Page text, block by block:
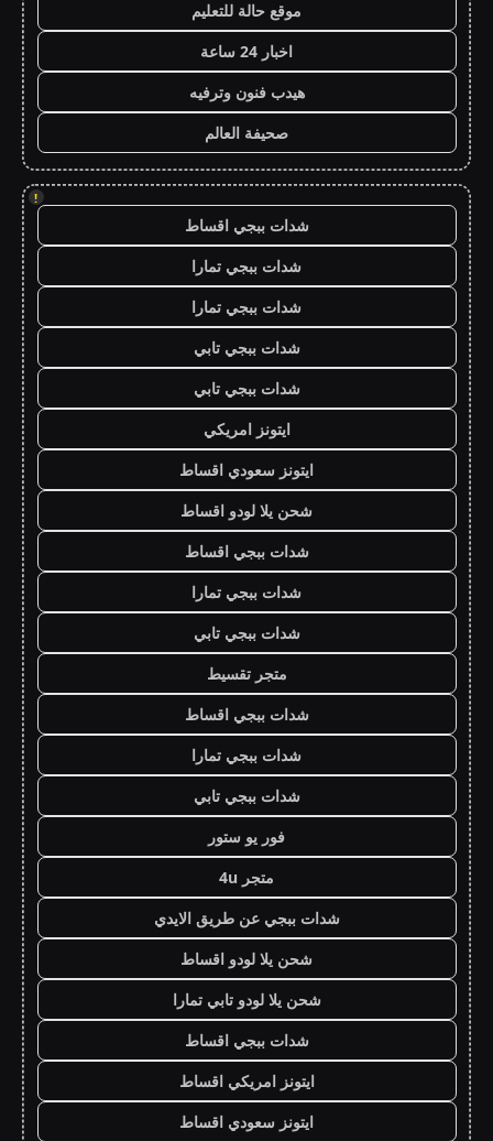
موقع حالة للتعليم
اخبار 24 ساعة
هيدب فنون وترفيه
صحيفة العالم
!
شدات ببجي اقساط
شدات ببجي تمارا
شدات ببجي تمارا
شدات ببجي تابي
شدات ببجي تابي
ايتونز امريكي
ايتونز سعودي اقساط
شحن يلا لودو اقساط
شدات ببجي اقساط
شدات ببجي تمارا
شدات ببجي تابي
متجر تقسيط
شدات ببجي اقساط
شدات ببجي تمارا
شدات ببجي تابي
فور يو ستور
متجر 4u
شدات ببجي عن طريق الايدي
شحن يلا لودو اقساط
شحن يلا لودو تابي تمارا
شدات ببجي اقساط
ايتونز امريكي اقساط
ايتونز سعودي اقساط